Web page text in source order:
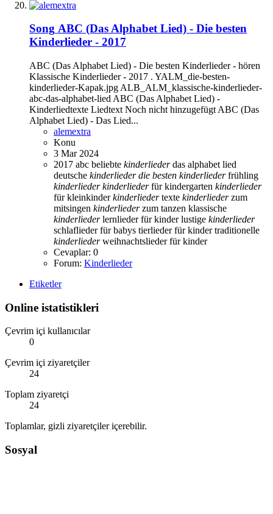
Song ABC (Das Alphabet Lied) - Die besten
Kinderlieder - 2017
ABC (Das Alphabet Lied) - Die besten Kinderlieder - hören
Klassische Kinderlieder - 2017 . YALM_die-besten-
kinderlieder-Kapak.jpg ALB_ALM_klassische-kinderlieder-
abc-das-alphabet-lied ABC (Das Alphabet Lied) -
Kinderliedtexte Liedtext Noch nicht hinzugefügt ABC (Das
Alphabet Lied) - Das Lied...
alemextra
Konu
3 Mar 2024
2017 abc beliebte kinderlieder das alphabet lied
deutsche kinderlieder die besten kinderlieder frühling
kinderlieder kinderliederfür kindergarten kinderlieder
für kleinkinderkinderliedertexte kinderliederzum
mitsingen kinderliederzum tanzen klassische
kinderlieder lernlieder für kinderlustige kinderlieder
schlaflieder für babys tierlieder für kindertraditionelle
kinderlieder weihnachtslieder für kinder
Cevaplar: 0
Forum: Kinderlieder
Etiketler
Online istatistikleri
Çevrim içi kullanıcılar
0
Çevrim içi ziyaretçiler
24
Toplam ziyaretçi
24
Toplamlar, gizli ziyaretçiler içerebilir.
Sosyal